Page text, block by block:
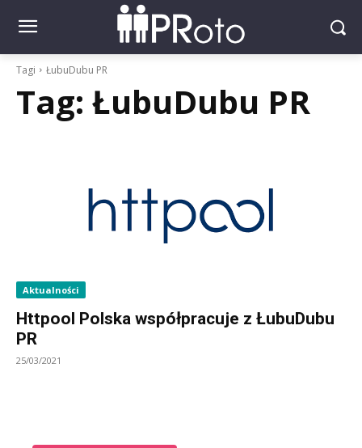
Tagi ŁubuDubu PR
Tag: ŁubuDubu PR
Aktualności
Httpool Polska współpracuje z ŁubuDubu
PR
25/03/2021